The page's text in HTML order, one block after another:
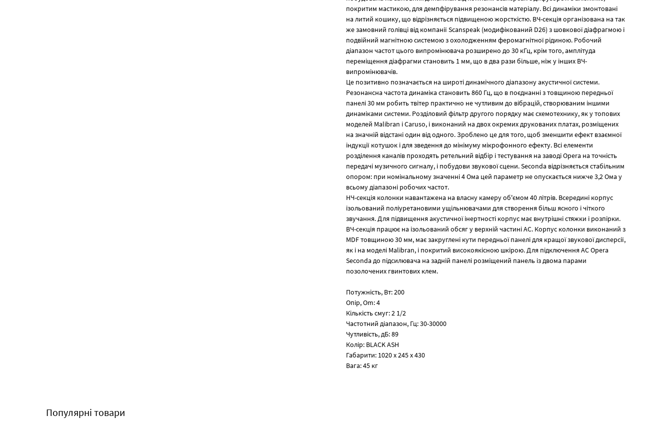
покритим мастикою, для демпфірування резонансів матеріалу. Всі динаміки змонтовані
на литий кошику, що відрізняється підвищеною жорсткістю. ВЧ-секція організована на так
же замовний голівці від компанії Scanspeak (модифікований D26) з шовкової діафрагмою і
подвійний магнітною системою з охолодженням феромагнітної рідиною. Робочий
діапазон частот цього випромінювача розширено до 30 кГц, крім того, амплітуда
переміщення діафрагми становить 1 мм, що в два рази більше, ніж у інших ВЧ-
випромінювачів.
Це позитивно позначається на широті динамічного діапазону акустичної системи.
Резонансна частота динаміка становить 860 Гц, що в поєднанні з товщиною передньої
панелі 30 мм робить твітер практично не чутливим до вібрацій, створюваним іншими
динаміками системи. Розділовий фільтр другого порядку має схемотехнику, як у топових
моделей Malibran і Caruso, і виконаний на двох окремих друкованих платах, розміщених
на значній відстані один від одного. Зроблено це для того, щоб зменшити ефект взаємної
індукції котушок і для зведення до мінімуму мікрофонного ефекту. Всі елементи
розділення каналів проходять ретельний відбір і тестування на заводі Opera на точність
передачі музичного сигналу, і побудови звукової сцени. Seconda відрізняється стабільним
опором: при номінальному значенні 4 Ома цей параметр не опускається нижче 3,2 Ома у
всьому діапазоні робочих частот.
НЧ-секція колонки навантажена на власну камеру об'ємом 40 літрів. Всередині корпус
ізольований поліуретановими ущільнювачами для створення більш ясного і чіткого
звучання. Для підвищення акустичної інертності корпус має внутрішні стяжки і розпірки.
ВЧ-секція працює на ізольований обсяг у верхній частині АС. Корпус колонки виконаний з
MDF товщиною 30 мм, має закруглені кути передньої панелі для кращої звукової дисперсії,
як і на моделі Malibran, і покритий високоякісною шкірою. Для підключення АС Opera
Seconda до підсилювача на задній панелі розміщений панель із двома парами
позолочених гвинтових клем.
Потужність, Вт: 200
Опір, Om: 4
Кількість смуг: 2 1/2
Частотний діапазон, Гц: 30-30000
Чутливість, дБ: 89
Колір: BLACK ASH
Габарити: 1020 x 245 x 430
Вага: 45 кг
Популярні товари